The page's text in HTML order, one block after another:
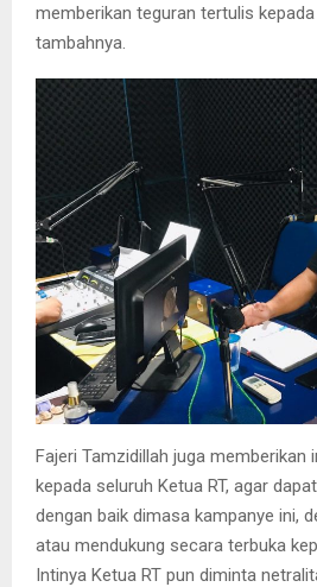
memberikan teguran tertulis
tambahnya.
Fajeri Tamzidillah juga memberikan
kepada seluruh Ketua RT, agar
dengan baik dimasa kampanye ini,
atau mendukung secara terbuka
Intinya Ketua RT pun diminta